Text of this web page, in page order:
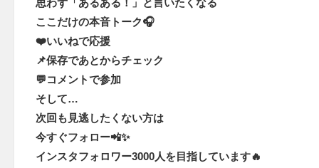
ここだけの本音トーク🎧
❤️いいねで応援
📌保存であとからチェック
💬コメントで参加
そして…
次回も見逃したくない方は
今すぐフォロー📲✨
インスタフォロワー3000人を目指しています🔥